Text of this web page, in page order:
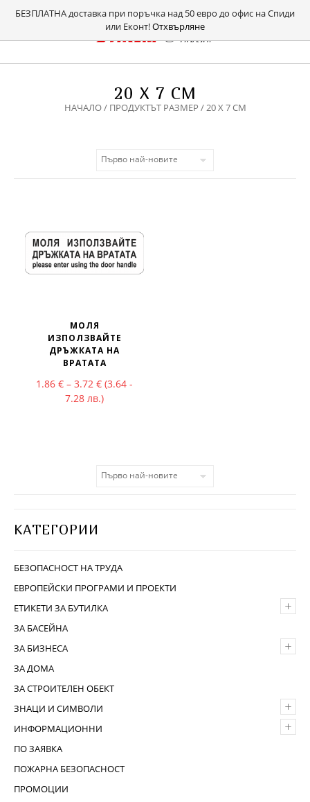
БЕЗПЛАТНА доставка при поръчка над 50 евро до офис на Спиди
или Еконт!Отхвърляне
20 Х 7 СМ
НАЧАЛО/ ПРОДУКТЪТ РАЗМЕР / 20 Х 7 СМ
КАТЕГОРИИ
БЕЗОПАСНОСТ НА ТРУДА
ЕВРОПЕЙСКИ ПРОГРАМИ И ПРОЕКТИ
+
ЕТИКЕТИ ЗА БУТИЛКА
ЗА БАСЕЙНА
+
ЗА БИЗНЕСА
ЗА ДОМА
ЗА СТРОИТЕЛЕН ОБЕКТ
+
ЗНАЦИ И СИМВОЛИ
+
ИНФОРМАЦИОННИ
ПО ЗАЯВКА
ПОЖАРНА БЕЗОПАСНОСТ
ПРОМОЦИИ
МОЛЯ
ИЗПОЛЗВАЙТЕ
ДРЪЖКАТА НА
ВРАТАТА
1.86 € – 3.72 €Price range: 1.86 € through 3.72 €
(3.64 -
7.28 лв.)